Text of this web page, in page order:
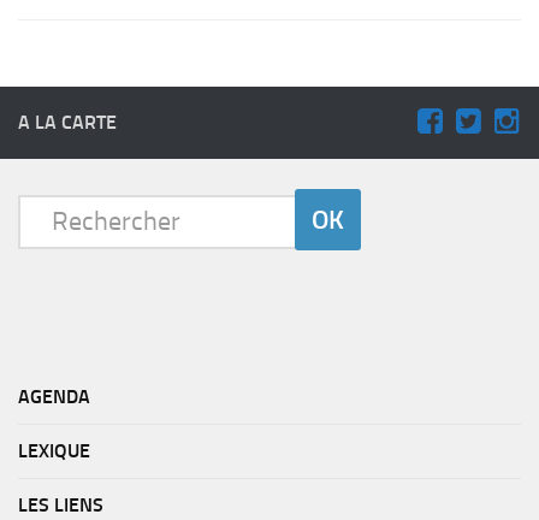
A LA CARTE
AGENDA
LEXIQUE
LES LIENS